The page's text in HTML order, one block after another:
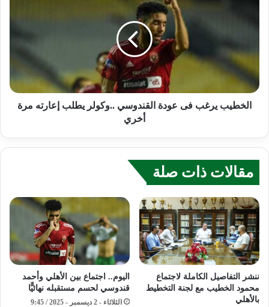
الخطيب يرغب فى عودة القندوسي ..وكولر يطلب إعارته مرة
أخري
مقالات ذات صلة
ننشر التفاصيل الكاملة لاجتماع
محمود الخطيب مع لجنة التخطيط
بالأهلي
اليوم.. اجتماع بين الأهلي وأحمد
قندوسي لحسم مستقبله نهائيًّا
الثلاثاء - 2 ديسمبر - 2025 / 9:45